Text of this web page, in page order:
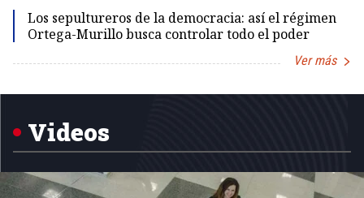
Los sepultureros de la democracia: así el régimen
Ortega-Murillo busca controlar todo el poder
Ver más
1
Videos